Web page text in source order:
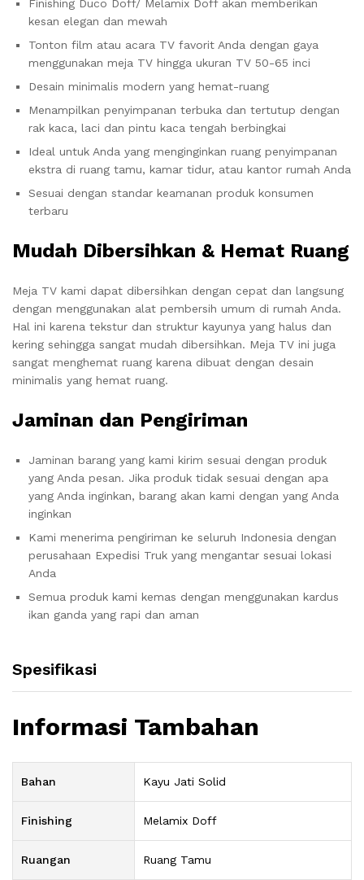
Finishing Duco Doff/ Melamix Doff akan memberikan
kesan elegan dan mewah
Tonton film atau acara TV favorit Anda dengan gaya
menggunakan meja TV hingga ukuran TV 50-65 inci
Desain minimalis modern yang hemat-ruang
Menampilkan penyimpanan terbuka dan tertutup dengan
rak kaca, laci dan pintu kaca tengah berbingkai
Ideal untuk Anda yang menginginkan ruang penyimpanan
ekstra di ruang tamu, kamar tidur, atau kantor rumah Anda
Sesuai dengan standar keamanan produk konsumen
terbaru
Mudah Dibersihkan & Hemat Ruang
Meja TV kami dapat dibersihkan dengan cepat dan langsung
dengan menggunakan alat pembersih umum di rumah Anda.
Hal ini karena tekstur dan struktur kayunya yang halus dan
kering sehingga sangat mudah dibersihkan. Meja TV ini juga
sangat menghemat ruang karena dibuat dengan desain
minimalis yang hemat ruang.
Jaminan dan Pengiriman
Jaminan barang yang kami kirim sesuai dengan produk
yang Anda pesan. Jika produk tidak sesuai dengan apa
yang Anda inginkan, barang akan kami dengan yang Anda
inginkan
Kami menerima pengiriman ke seluruh Indonesia dengan
perusahaan Expedisi Truk yang mengantar sesuai lokasi
Anda
Semua produk kami kemas dengan menggunakan kardus
ikan ganda yang rapi dan aman
Spesifikasi
Informasi Tambahan
Bahan Kayu Jati Solid
Finishing Melamix Doff
Ruangan Ruang Tamu